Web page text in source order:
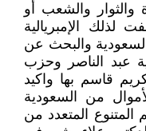
والثوار والشعب أو
لذلك الإمبريالية
بالسعودية والبحث عن
عبد الناصر وحزب
قاسم بها واكيد
من السعودية
المتعدد من